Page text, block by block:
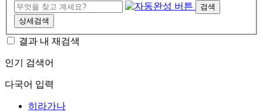
검색
상세검색
결과 내 재검색
인기 검색어
다국어 입력
히라가나